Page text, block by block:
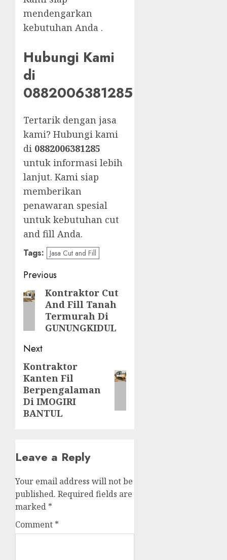
mendengarkan
kebutuhan Anda .
Hubungi Kami
di
0882006381285
Tertarik dengan jasa
kami? Hubungi kami
di 0882006381285
untuk informasi lebih
lanjut. Kami siap
memberikan
penawaran spesial
untuk kebutuhan cut
and fill Anda.
Tags: Jasa Cut and Fill
Post
navigation
Previous
PreviousKontraktor Cut
And Fill Tanah
Termurah Di
GUNUNGKIDUL
Next
Next
post:
Kontraktor
Kanten Fil
Berpengalaman
Di IMOGIRI
BANTUL
Leave a Reply
Your email address will not be
published. Required fields are
marked *
Comment *